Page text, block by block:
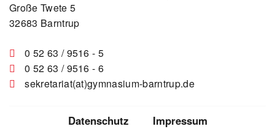
Große Twete 5
32683 Barntrup
0 52 63 / 9516 - 5
0 52 63 / 9516 - 6
sekretariat(at)gymnasium-barntrup.de
Datenschutz Impressum